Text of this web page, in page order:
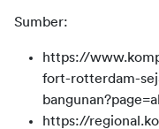
Sumber:
https://
fort-rotterdam-
bangunan?page=all
https://